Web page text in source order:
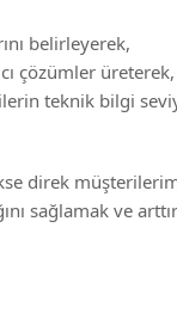
belirleyerek,
çözümler üreterek,
teknik bilgi
direk
sağlamak ve